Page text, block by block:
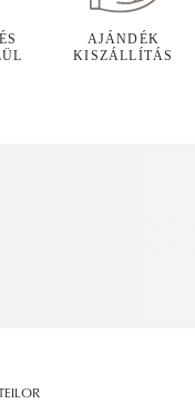
AJÁNDÉK
KISZÁLLÍTÁS